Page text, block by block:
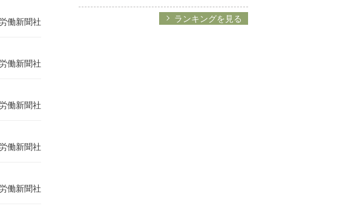
働新聞社
働新聞社
働新聞社
働新聞社
働新聞社
ランキングを見る